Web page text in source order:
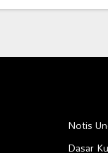
Notis
Dasar